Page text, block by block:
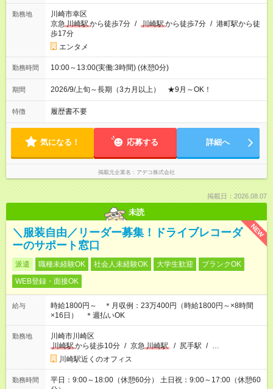
勤務地
川崎市幸区
京急 川崎駅から徒歩7分 / 川崎駅から徒歩7分 / 港町駅から徒
歩17分
エンタメ
勤務時間 10:00～13:00(実働:3時間) (休憩0分)
期間 2026/9/上旬～長期（3カ月以上） ★9月～OK！
特徴 履歴書不要
気になる！ 応募する 詳細へ
掲載元企業名 アデコ株式会社
掲載日：2026.08.07
未読
NEW
＼服装自由／リーダー募集！ドライブレコーダ
ーのサポート窓口
派遣 職種未経験OK 社会人未経験OK 大学生歓迎
ブランクOK
WEB登録・面接OK
給与
時給1800円～ ＊月収例：23万400円（時給1800円～×8時間
×16日） ＊週払いOK
勤務地
川崎市川崎区
川崎駅から徒歩10分 / 京急 川崎駅 / 尻手駅 / …
川崎駅近くのオフィス
勤務時間
平日：9:00～18:00（休憩60分） 土日祝：9:00～17:00（休憩60